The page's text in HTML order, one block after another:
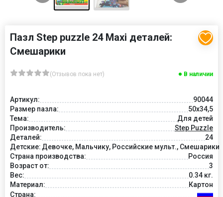
Пазл Step puzzle 24 Maxi деталей:
Смешарики
(Отзывов пока нет) В наличии
Артикул:
90044
Размер пазла:
50x34,5
Тема:
Для детей
Производитель:
Step Puzzle
Деталей:
24
Детские: Девочке, Мальчику, Российские мульт., Смешарики
Страна производства:
Россия
Возраст от:
3
Вес:
0.34 кг.
Материал:
Картон
Страна: